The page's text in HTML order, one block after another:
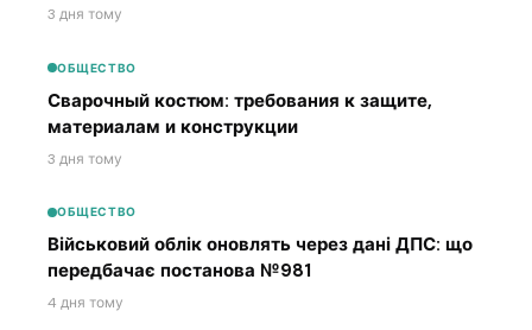
3 дня тому
ОБЩЕСТВО
Сварочный костюм: требования к защите,
материалам и конструкции
3 дня тому
ОБЩЕСТВО
Військовий облік оновлять через дані ДПС: що
передбачає постанова №981
4 дня тому